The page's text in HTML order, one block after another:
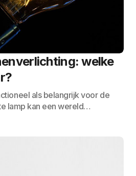
welke
als belangrijk voor de
lamp kan een wereld…